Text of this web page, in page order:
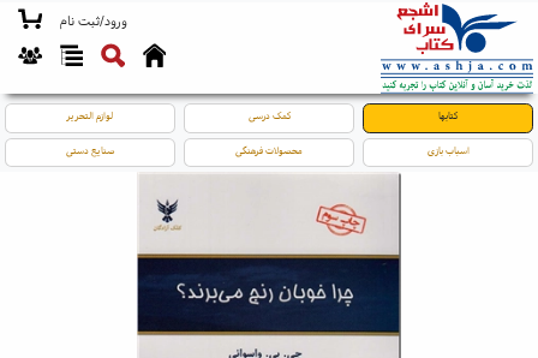
ورود/ثبت نام
کتابها کمک درسی لوازم التحریر
اسباب بازی محصولات فرهنگی صنایع دستی